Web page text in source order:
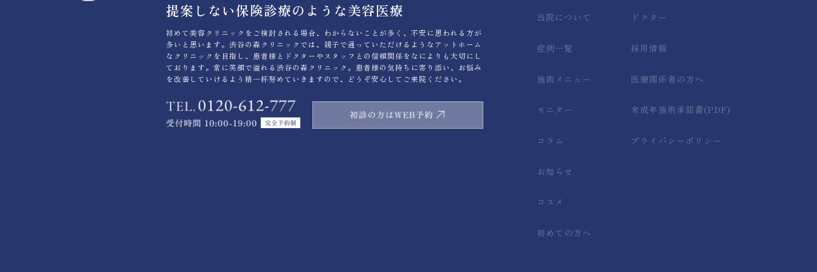
提案しない保険診療のような美容医療
初めて美容クリニックをご検討される場合、わからないことが多く、不安に思われる方が
多いと思います。渋谷の森クリニックでは、親子で通っていただけるようなアットホーム
なクリニックを目指し、患者様とドクターやスタッフとの信頼関係をなによりも大切にし
ております。常に笑顔で溢れる渋谷の森クリニック。患者様の気持ちに寄り添い、お悩み
を改善していけるよう精一杯努めていきますので、どうぞ安心してご来院ください。
当院について
症例一覧
施術メニュー
モニター
コラム
お知らせ
コスメ
初めての方へ
ドクター
採用情報
医療関係者の方へ
未成年施術承諾書(PDF)
プライバシーポリシー